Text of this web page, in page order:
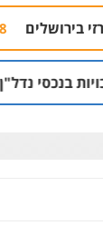
04.08 |
נכסים